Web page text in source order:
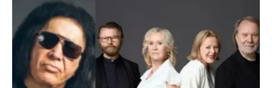
a
s
h
i
y
a
メ
ン
ト